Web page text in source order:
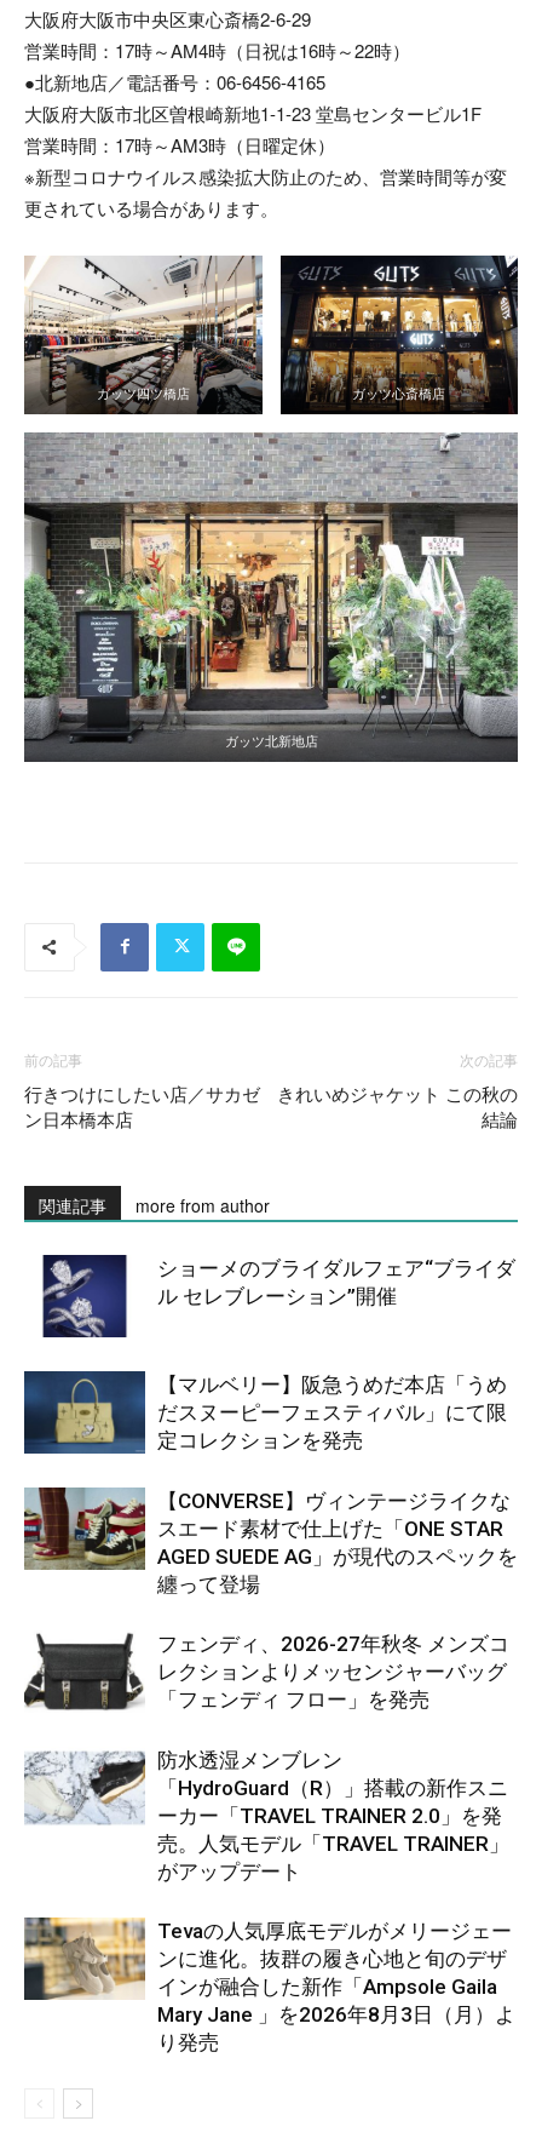
大阪府大阪市中央区東心斎橋2-6-29
営業時間：17時～AM4時（日祝は16時～22時）
●北新地店／電話番号：06-6456-4165
大阪府大阪市北区曽根崎新地1-1-23 堂島センタービル1F
営業時間：17時～AM3時（日曜定休）
※新型コロナウイルス感染拡大防止のため、営業時間等が変
更されている場合があります。
ガッツ四ツ橋店 ガッツ心斎橋店
ガッツ北新地店
前の記事
行きつけにしたい店／サカゼ
ン日本橋本店
次の記事
きれいめジャケット この秋の
結論
関連記事 more from author
ショーメのブライダルフェア“ブライダ
ル セレブレーション”開催
【マルベリー】阪急うめだ本店「うめ
だスヌーピーフェスティバル」にて限
定コレクションを発売
【CONVERSE】ヴィンテージライクな
スエード素材で仕上げた「ONE STAR
AGED SUEDE AG」が現代のスペックを
纏って登場
フェンディ、2026-27年秋冬 メンズコ
レクションよりメッセンジャーバッグ
「フェンディ フロー」を発売
防水透湿メンブレン
「HydroGuard（R）」搭載の新作スニ
ーカー「TRAVEL TRAINER 2.0」を発
売。人気モデル「TRAVEL TRAINER」
がアップデート
Tevaの人気厚底モデルがメリージェー
ンに進化。抜群の履き心地と旬のデザ
インが融合した新作「Ampsole Gaila
Mary Jane 」を2026年8月3日（月）よ
り発売